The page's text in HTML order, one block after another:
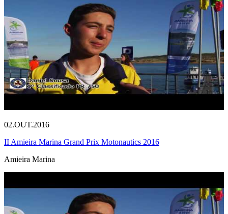
02.OUT.2016
II Amieira Marina Grand Prix Motonautics 2016
Amieira Marina